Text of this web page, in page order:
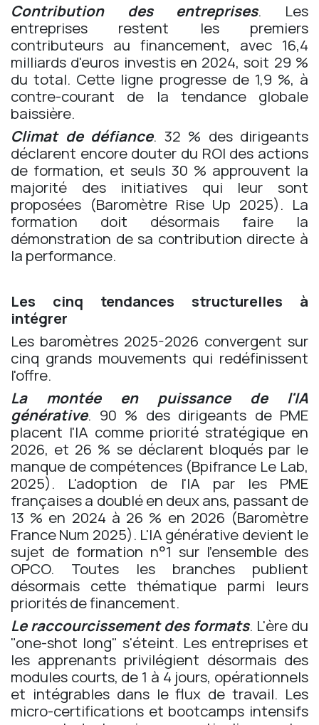
Contribution des entreprises. Les
entreprises restent les premiers
contributeurs au financement, avec 16,4
milliards d'euros investis en 2024, soit 29 %
du total. Cette ligne progresse de 1,9 %, à
contre-courant de la tendance globale
baissière.
Climat de défiance. 32 % des dirigeants
déclarent encore douter du ROI des actions
de formation, et seuls 30 % approuvent la
majorité des initiatives qui leur sont
proposées (Baromètre Rise Up 2025). La
formation doit désormais faire la
démonstration de sa contribution directe à
la performance.
Les cinq tendances structurelles à
intégrer
Les baromètres 2025-2026 convergent sur
cinq grands mouvements qui redéfinissent
l'offre.
La montée en puissance de l'IA
générative. 90 % des dirigeants de PME
placent l'IA comme priorité stratégique en
2026, et 26 % se déclarent bloqués par le
manque de compétences (Bpifrance Le Lab,
2025). L'adoption de l'IA par les PME
françaises a doublé en deux ans, passant de
13 % en 2024 à 26 % en 2026 (Baromètre
France Num 2025). L'IA générative devient le
sujet de formation n°1 sur l'ensemble des
OPCO. Toutes les branches publient
désormais cette thématique parmi leurs
priorités de financement.
Le raccourcissement des formats. L'ère du
"one-shot long" s'éteint. Les entreprises et
les apprenants privilégient désormais des
modules courts, de 1 à 4 jours, opérationnels
et intégrables dans le flux de travail. Les
micro-certifications et bootcamps intensifs